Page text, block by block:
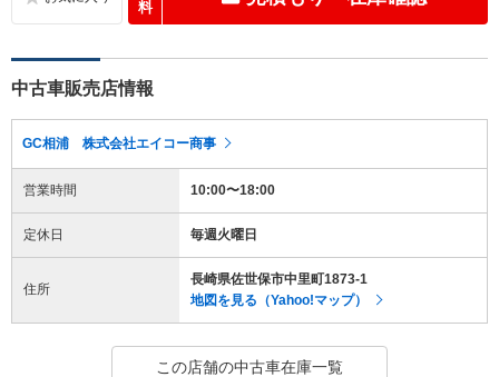
料
中古車販売店情報
GC相浦 株式会社エイコー商事
営業時間 10:00〜18:00
定休日 毎週火曜日
住所
長崎県佐世保市中里町1873-1
地図を見る（Yahoo!マップ）
この店舗の中古車在庫一覧